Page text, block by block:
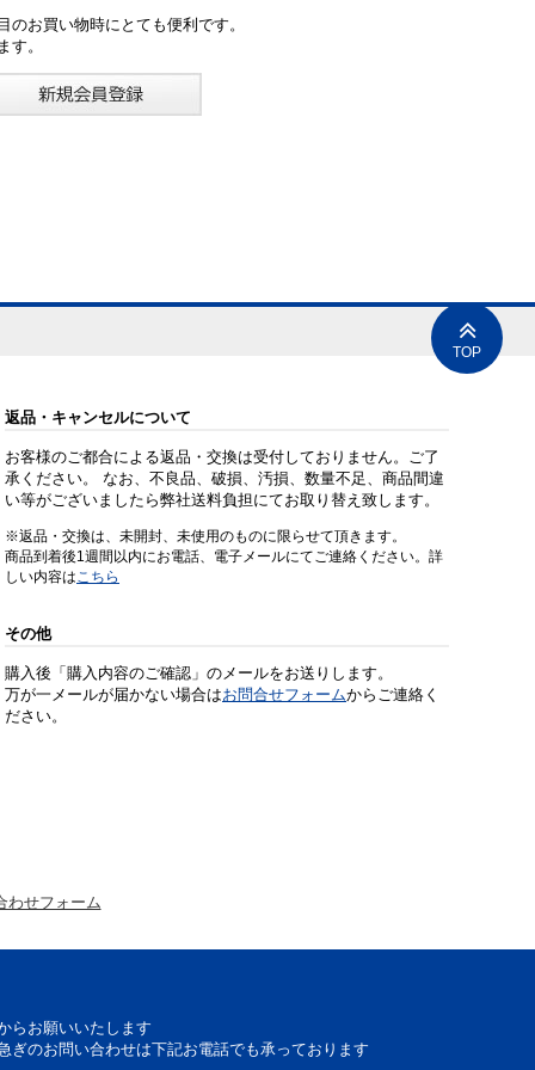
お買い物時にとても便利です。
す。
TOP
返品・キャンセルについて
お客様のご都合による返品・交換は受付しておりません。ご了
承ください。 なお、不良品、破損、汚損、数量不足、商品間違
い等がございましたら弊社送料負担にてお取り替え致します。
※返品・交換は、未開封、未使用のものに限らせて頂きます。
商品到着後1週間以内にお電話、電子メールにてご連絡ください。詳
しい内容はこちら
その他
購入後「購入内容のご確認」のメールをお送りします。
万が一メールが届かない場合はお問合せフォームからご連絡く
ださい。
わせフォーム
らお願いいたします
ぎのお問い合わせは下記お電話でも承っております